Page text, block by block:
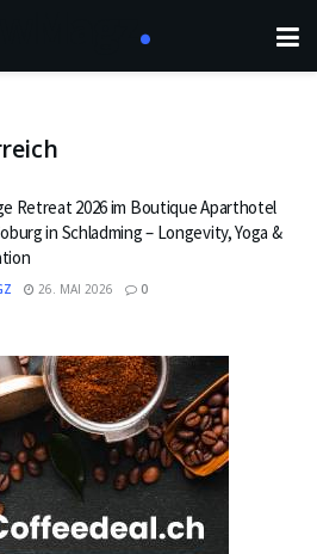
Retreat 2026 im Boutique Aparthotel
in Schladming – Longevity, Yoga &
26. MAI 2026 0